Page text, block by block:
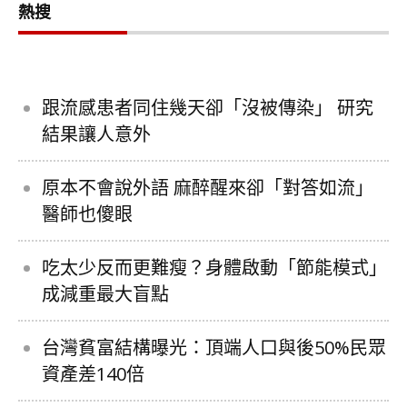
熱搜
跟流感患者同住幾天卻「沒被傳染」 研究
結果讓人意外
原本不會說外語 麻醉醒來卻「對答如流」
醫師也傻眼
吃太少反而更難瘦？身體啟動「節能模式」
成減重最大盲點
台灣貧富結構曝光：頂端人口與後50%民眾
資產差140倍